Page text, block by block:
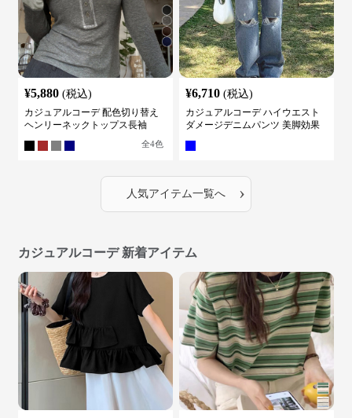
¥5,880 (税込)
カジュアルコーデ 配色切り替え
ヘンリーネックトップス長袖
全4色
¥6,710 (税込)
カジュアルコーデ ハイウエスト
ダメージデニムパンツ 美脚効果
人気アイテム一覧へ ›
カジュアルコーデ 新着アイテム